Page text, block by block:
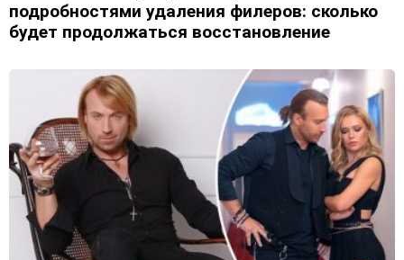
подробностями удаления филеров: сколько
будет продолжаться восстановление